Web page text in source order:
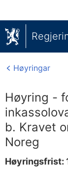
Høyringar
Høyring -
b. Kravet
Noreg
Høyringsfrist: